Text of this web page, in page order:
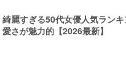
綺麗すぎる50代女優人気ラン
愛さが魅力的【2026最新】